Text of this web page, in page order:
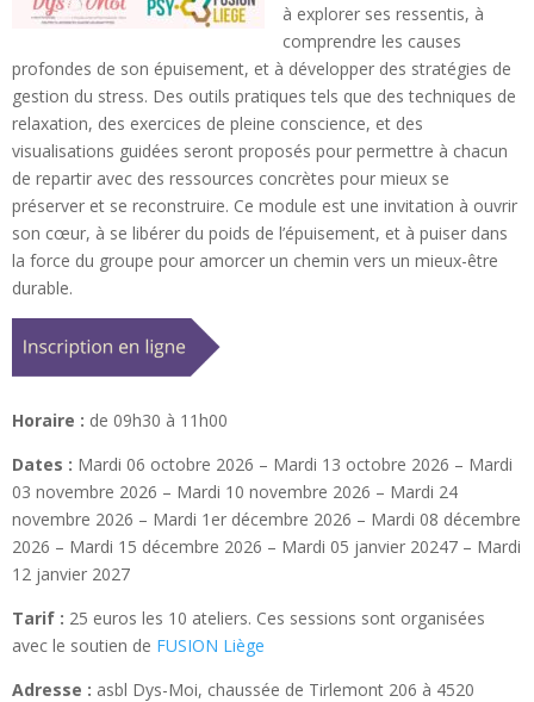
à explorer ses ressentis, à
comprendre les causes
profondes de son épuisement, et à développer des stratégies de
gestion du stress. Des outils pratiques tels que des techniques de
relaxation, des exercices de pleine conscience, et des
visualisations guidées seront proposés pour permettre à chacun
de repartir avec des ressources concrètes pour mieux se
préserver et se reconstruire. Ce module est une invitation à ouvrir
son cœur, à se libérer du poids de l’épuisement, et à puiser dans
la force du groupe pour amorcer un chemin vers un mieux-être
durable.
Horaire : de 09h30 à 11h00
Dates : Mardi 06 octobre 2026 – Mardi 13 octobre 2026 – Mardi
03 novembre 2026 – Mardi 10 novembre 2026 – Mardi 24
novembre 2026 – Mardi 1er décembre 2026 – Mardi 08 décembre
2026 – Mardi 15 décembre 2026 – Mardi 05 janvier 20247 – Mardi
12 janvier 2027
Tarif : 25 euros les 10 ateliers. Ces sessions sont organisées
avec le soutien de FUSION Liège
Adresse : asbl Dys-Moi, chaussée de Tirlemont 206 à 4520